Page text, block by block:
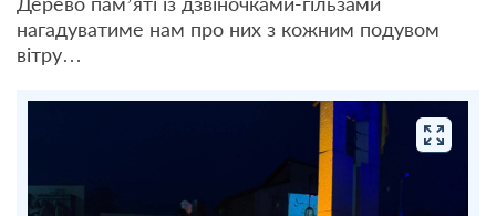
нагадуватиме нам про них з кожним подувом
вітру…